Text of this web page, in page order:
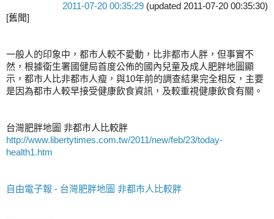
2011-07-20 00:35:29 (updated 2011-07-20 00:35:30)
[舊聞]
一般人的印象中，都市人較不愛動，比非都市人胖，但事實不
然，根據衛生署國健局首度公佈的國內兒童及成人肥胖地圖顯
示，都市人比非都市人瘦，與10年前的調查結果完全相反，主要
是因為都市人較早接受健康飲食資訊，及較重視健康飲食有關。
台灣肥胖地圖 非都市人比較胖
http://www.libertytimes.com.tw/2011/new/feb/23/today-
health1.htm
自由電子報 - 台灣肥胖地圖 非都市人比較胖